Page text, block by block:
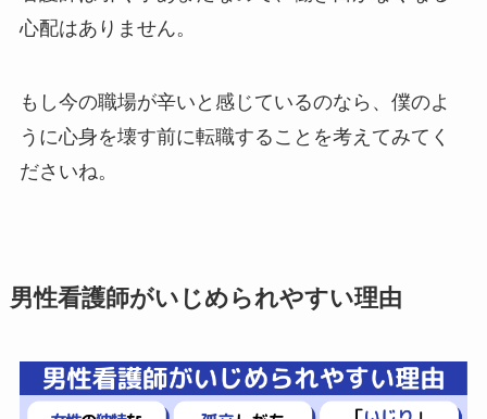
心配はありません。
もし今の職場が辛いと感じているのなら、僕のよ
うに心身を壊す前に転職することを考えてみてく
ださいね。
男性看護師がいじめられやすい理由